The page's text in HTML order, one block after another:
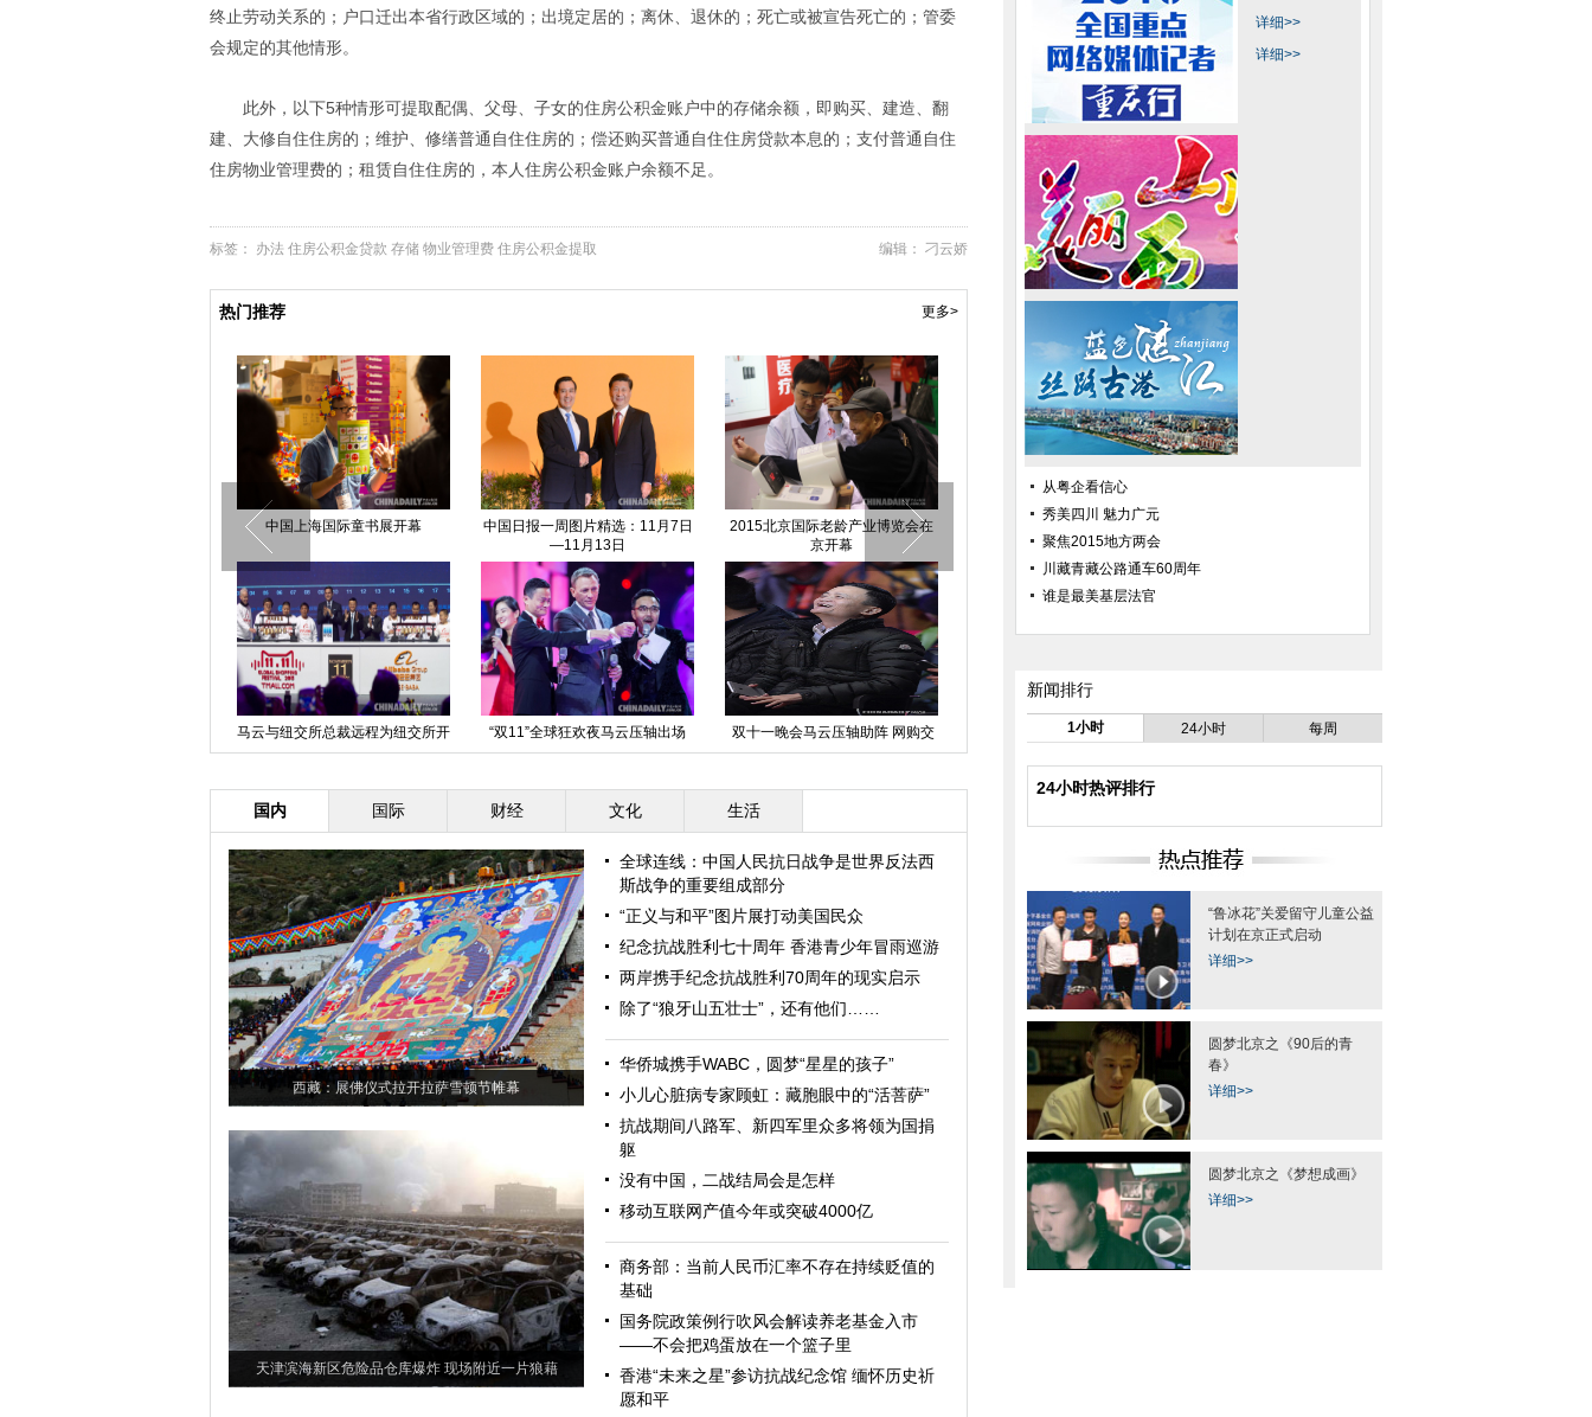
终止劳动关系的；户口迁出本省行政区域的；出境定居的；离休、退休的；死亡或被宣告死亡的；管委
会规定的其他情形。
此外，以下5种情形可提取配偶、父母、子女的住房公积金账户中的存储余额，即购买、建造、翻
建、大修自住住房的；维护、修缮普通自住住房的；偿还购买普通自住住房贷款本息的；支付普通自住
住房物业管理费的；租赁自住住房的，本人住房公积金账户余额不足。
编辑： 刁云娇
标签： 办法 住房公积金贷款 存储 物业管理费 住房公积金提取
热门推荐 更多>
大熊猫“华姣”顺利抓捕 将于19日
放归野外
《007幽灵党》曝双特辑豪车追逐
火车肉搏疯狂
中国上海国际童书展开幕
中国日报一周图片精选：11月7日
—11月13日
2015北京国际老龄产业博览会在
京开幕
马云与纽交所总裁远程为纽交所开
市敲钟
“双11”全球狂欢夜马云压轴出场
双十一晚会马云压轴助阵 网购交
易额超300亿
国内 国际 财经 文化 生活
西藏：展佛仪式拉开拉萨雪顿节帷幕
天津滨海新区危险品仓库爆炸 现场附近一片狼藉
全球连线：中国人民抗日战争是世界反法西
斯战争的重要组成部分
“正义与和平”图片展打动美国民众
纪念抗战胜利七十周年 香港青少年冒雨巡游
两岸携手纪念抗战胜利70周年的现实启示
除了“狼牙山五壮士”，还有他们……
华侨城携手WABC，圆梦“星星的孩子”
小儿心脏病专家顾虹：藏胞眼中的“活菩萨”
抗战期间八路军、新四军里众多将领为国捐
躯
没有中国，二战结局会是怎样
移动互联网产值今年或突破4000亿
商务部：当前人民币汇率不存在持续贬值的
基础
国务院政策例行吹风会解读养老基金入市
——不会把鸡蛋放在一个篮子里
香港“未来之星”参访抗战纪念馆 缅怀历史祈
愿和平
详细>>
详细>>
从粤企看信心
秀美四川 魅力广元
聚焦2015地方两会
川藏青藏公路通车60周年
谁是最美基层法官
新闻排行
1小时 24小时 每周
24小时热评排行
“鲁冰花”关爱留守儿童公益
计划在京正式启动
详细>>
圆梦北京之《90后的青
春》
详细>>
圆梦北京之《梦想成画》
详细>>